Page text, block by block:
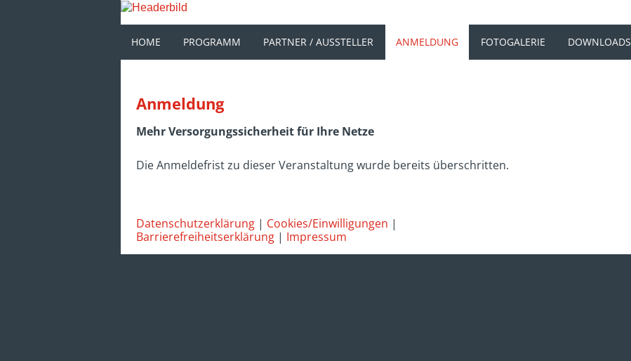
HOME PROGRAMM PARTNER / AUSSTELLER ANMELDUNG FOTOGALERIE DOWNLOADS
Anmeldung
Mehr Versorgungssicherheit für Ihre Netze
Die Anmeldefrist zu dieser Veranstaltung wurde bereits überschritten.
Datenschutzerklärung | Cookies/Einwilligungen |
Barrierefreiheitserklärung | Impressum